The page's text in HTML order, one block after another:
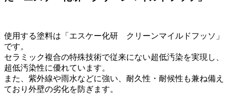
使用する塗料は「エスケー化研 クリーンマイルドフッソ」
です。
セラミック複合の特殊技術で従来にない超低汚染を実現し、
超低汚染性に優れています。
また、紫外線や雨水などに強い、耐久性・耐候性も兼ね備え
ており外壁の劣化を防ぎます。